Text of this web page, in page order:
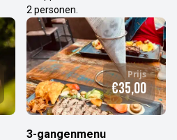
2 personen.
Prijs
€35,00
3-gangenmenu